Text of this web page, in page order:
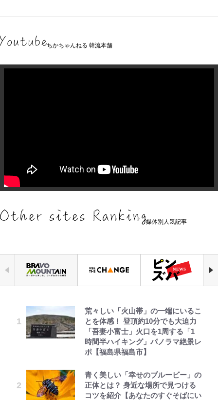
ちかちゃんねる 韓流本舗
媒体別人気記事
荒々しい「火山帯」の一端にいるこ
とを体感！ 登頂約10分でも大迫力
「吾妻小富士」火口を1周する「1
時間半ハイキング」パノラマ絶景レ
ポ【福島県福島市】
青く美しい「幸せのブルービー」の
正体とは？ 身近な場所で見つける
コツを紹介【あなたのすぐそばにい
錦織一清の写真集はなぜ私服なの
か…高級ブランドをやめ等身大の自
分を表現する現在「ちゃんとおじい
ちゃんに」
戦…少年隊の分岐点と60代で挑む
映画監督作『僕は瞳に恋してる』
千葉雄大、ほっそりイケメン近影に
「顔パンパンだったのに」反響 視
聴者が想った激変の納得理由
GLAY・TERU＆PUFFY大貫亜美
てるの尊い」 長女はもう23歳
「自分の絵ごと、このジャンルはそ
ろそろ終わりかな」江口寿史が炎上
を経て樋口毅宏に語ったこと
ファミマと『VIVANT』第2シーズ
頭”や限定グッズ登場にファン感激
「これは買うしかない！」
でっかい男になりたいゾ
浅草は日本の心だゾ
｢めーっちゃオシャじゃん｣中田英
寿やトッティも愛した名門ローマ、
新アウェイユニが大評判！｢カッコ
いい｣｢好きなデザイン｣｢今年は2nd
買おうかな｣
｢守り方かっこよすぎ｣上田綺世が
妻の“ワンオペ騒動”に家族写真で
アンサー！ボールも嫁の炎上も収め
空の轍と大地の雲と 第1回
第3回 出版までの道のり・その2
公式-ヒロインが来る前に妊娠しま
した~詰んだはずの悪役令嬢です
が、どうやら違うようです~ 第1話
公式-ヒロインが来る前に妊娠しま
が、どうやら違うようです~ 第2話
(1)